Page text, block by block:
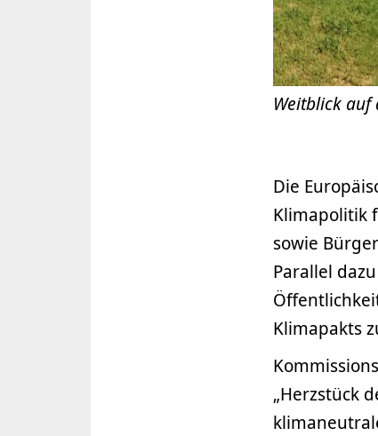
Weitblick
Die
Klimapolitik
sowie
Parallel
Klimapakts
„Herzstück